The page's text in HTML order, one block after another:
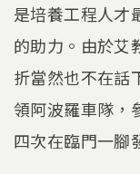
是培養工程人才
的助力。由於艾
折當然也不在話
領阿波羅車隊，
四次在臨門一腳